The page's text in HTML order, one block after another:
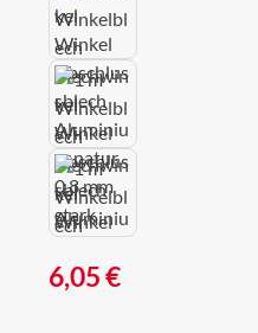
Regulärer Preis:
6,05 €